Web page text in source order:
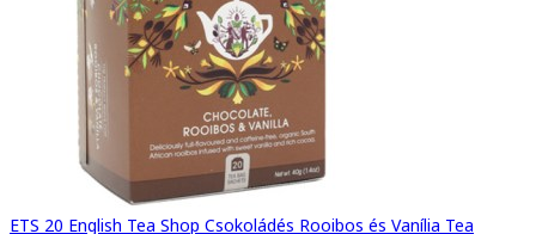
ETS 20 English Tea Shop Csokoládés Rooibos és Vanília Tea